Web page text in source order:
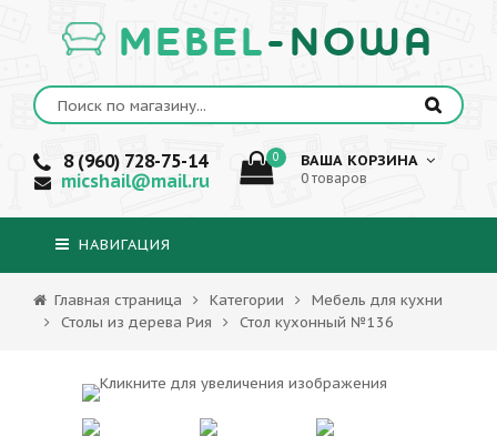
MEBEL-NOWA
8 (960) 728-75-14
micshail@mail.ru
0 ВАША КОРЗИНА
0 товаров
НАВИГАЦИЯ
Главная страница Категории
Мебель для кухни
Столы из дерева Рия
Стол кухонный №136